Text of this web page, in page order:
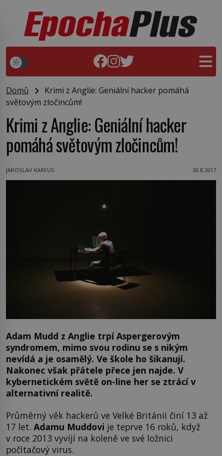
Domů
Krimi z Anglie: Geniální hacker pomáhá
světovým zločincům!
Krimi z Anglie: Geniální hacker
pomáhá světovým zločincům!
JAROSLAV KARFUS 30.8.2017
Adam Mudd z Anglie trpí Aspergerovým
syndromem, mimo svou rodinu se s nikým
nevídá a je osamělý. Ve škole ho šikanují.
Nakonec však přátele přece jen najde. V
kybernetickém světě on-line her se ztrácí v
alternativní realitě.
Průměrný věk hackerů ve Velké Británii činí 13 až
17 let. Adamu Muddovi je teprve 16 roků, když
v roce 2013 vyvíjí na koleně ve své ložnici
počítačový virus.